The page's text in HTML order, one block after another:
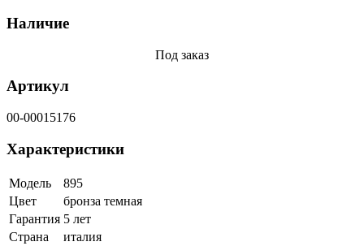
Наличие
Под заказ
Артикул
00-00015176
Характеристики
Модель
895
Цвет
бронза темная
Гарантия 5 лет
Страна
италия